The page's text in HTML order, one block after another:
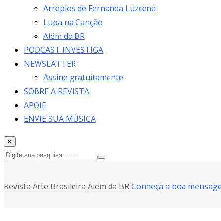
Arrepios de Fernanda Luzcena
Lupa na Canção
Além da BR
PODCAST INVESTIGA
NEWSLATTER
Assine gratuitamente
SOBRE A REVISTA
APOIE
ENVIE SUA MÚSICA
×
Revista Arte Brasileira Além da BRConheça a boa